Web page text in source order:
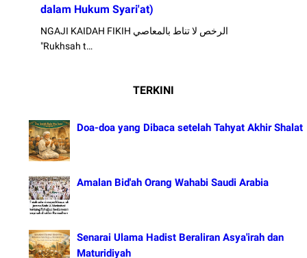
dalam Hukum Syari'at)
NGAJI KAIDAH FIKIH الرخص لا تناط بالمعاصي
"Rukhsah t…
TERKINI
Doa-doa yang Dibaca setelah Tahyat Akhir Shalat
Amalan Bid'ah Orang Wahabi Saudi Arabia
Senarai Ulama Hadist Beraliran Asya'irah dan
Maturidiyah